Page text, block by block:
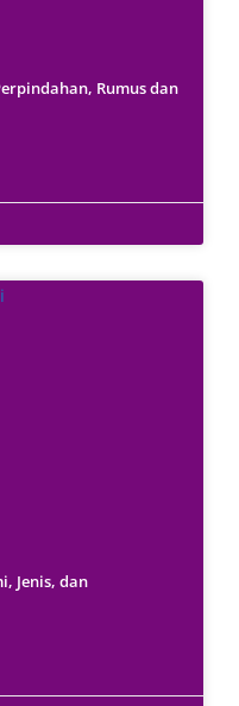
Rumus dan
Jenis, dan